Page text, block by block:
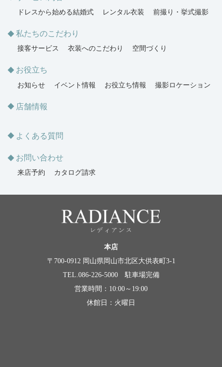
ドレスから始める結婚式 レンタル衣装 前撮り・挙式撮影
私たちのこだわり
接客サービス 衣装へのこだわり 空間づくり
お役立ち
お知らせ イベント情報 お役立ち情報 撮影ロケーション
店舗情報
よくある質問
お問い合わせ
来店予約 カタログ請求
本店
〒700-0912 岡山県岡山市北区大供表町3-1
TEL.086-226-5000 駐車場完備
営業時間：10:00～19:00
休館日：火曜日